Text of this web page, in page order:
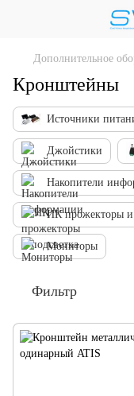
Дополнительное
Кронштейны
Источники
Джойстики
Накопители
ИК прожекторы и
Мониторы
Фильтр